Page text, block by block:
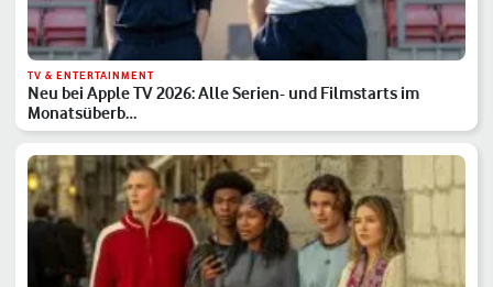
TV & ENTERTAINMENT
Neu bei Apple TV 2026: Alle Serien- und Filmstarts im
Monatsüberb…